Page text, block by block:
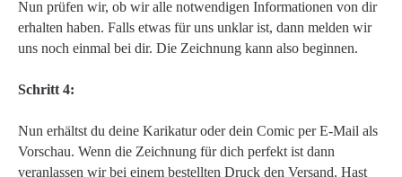
Nun prüfen wir, ob wir alle notwendigen Informationen von dir
erhalten haben. Falls etwas für uns unklar ist, dann melden wir
uns noch einmal bei dir. Die Zeichnung kann also beginnen.
Schritt 4:
Nun erhältst du deine Karikatur oder dein Comic per E-Mail als
Vorschau. Wenn die Zeichnung für dich perfekt ist dann
veranlassen wir bei einem bestellten Druck den Versand. Hast